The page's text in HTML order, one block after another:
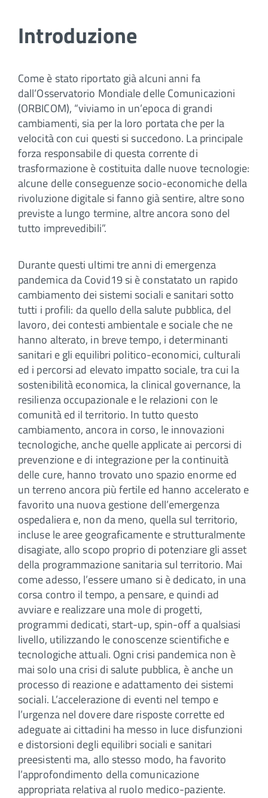
Introduzione
Come è stato riportato già alcuni anni fa
dall’Osservatorio Mondiale delle Comunicazioni
(ORBICOM), “viviamo in un’epoca di grandi
cambiamenti, sia per la loro portata che per la
velocità con cui questi si succedono. La principale
forza responsabile di questa corrente di
trasformazione è costituita dalle nuove tecnologie:
alcune delle conseguenze socio-economiche della
rivoluzione digitale si fanno già sentire, altre sono
previste a lungo termine, altre ancora sono del
tutto imprevedibili”.
Durante questi ultimi tre anni di emergenza
pandemica da Covid19 si è constatato un rapido
cambiamento dei sistemi sociali e sanitari sotto
tutti i profili: da quello della salute pubblica, del
lavoro, dei contesti ambientale e sociale che ne
hanno alterato, in breve tempo, i determinanti
sanitari e gli equilibri politico-economici, culturali
ed i percorsi ad elevato impatto sociale, tra cui la
sostenibilità economica, la clinical governance, la
resilienza occupazionale e le relazioni con le
comunità ed il territorio. In tutto questo
cambiamento, ancora in corso, le innovazioni
tecnologiche, anche quelle applicate ai percorsi di
prevenzione e di integrazione per la continuità
delle cure, hanno trovato uno spazio enorme ed
un terreno ancora più fertile ed hanno accelerato e
favorito una nuova gestione dell’emergenza
ospedaliera e, non da meno, quella sul territorio,
incluse le aree geograficamente e strutturalmente
disagiate, allo scopo proprio di potenziare gli asset
della programmazione sanitaria sul territorio. Mai
come adesso, l’essere umano si è dedicato, in una
corsa contro il tempo, a pensare, e quindi ad
avviare e realizzare una mole di progetti,
programmi dedicati, start-up, spin-off a qualsiasi
livello, utilizzando le conoscenze scientifiche e
tecnologiche attuali. Ogni crisi pandemica non è
mai solo una crisi di salute pubblica, è anche un
processo di reazione e adattamento dei sistemi
sociali. L’accelerazione di eventi nel tempo e
l’urgenza nel dovere dare risposte corrette ed
adeguate ai cittadini ha messo in luce disfunzioni
e distorsioni degli equilibri sociali e sanitari
preesistenti ma, allo stesso modo, ha favorito
l’approfondimento della comunicazione
appropriata relativa al ruolo medico-paziente.